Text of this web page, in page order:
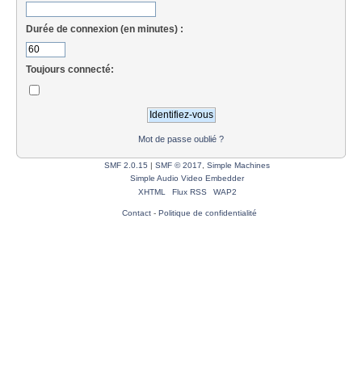
Durée de connexion (en minutes) :
Toujours connecté:
Mot de passe oublié ?
SMF 2.0.15 | SMF © 2017
Simple Machines
Simple Audio Video Embedder
XHTML
Flux RSS WAP2
Contact- Politique de confidentialité